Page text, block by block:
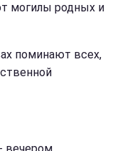
могилы родных и
поминают всех,